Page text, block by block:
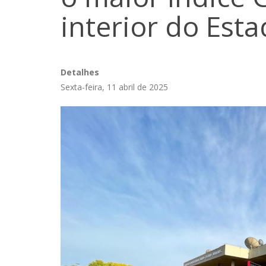
interior do
Detalhes
Sexta-feira, 11 abril de 2025